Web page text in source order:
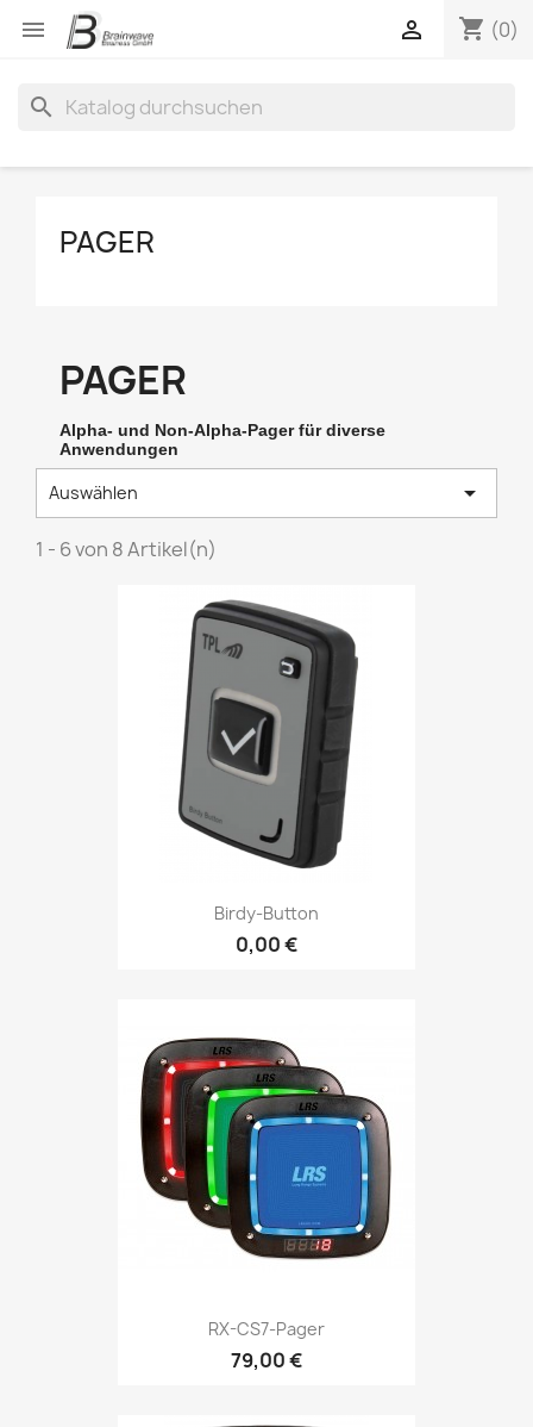
 shopping_cart (0)

search
PAGER
PAGER
Alpha- und Non-Alpha-Pager für diverse
Anwendungen
Auswählen 
1 - 6 von 8 Artikel(n)
Birdy-Button
0,00 €
RX-CS7-Pager
79,00 €